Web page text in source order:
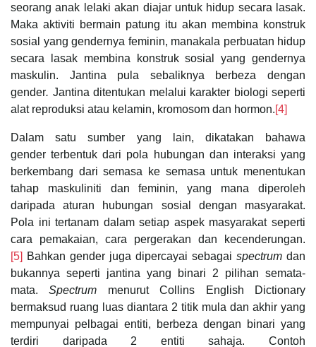
seorang anak lelaki akan diajar untuk hidup secara lasak.
Maka aktiviti bermain patung itu akan membina konstruk
sosial yang gendernya feminin, manakala perbuatan hidup
secara lasak membina konstruk sosial yang gendernya
maskulin. Jantina pula sebaliknya berbeza dengan
gender. Jantina ditentukan melalui karakter biologi seperti
alat reproduksi atau kelamin, kromosom dan hormon.[4]
Dalam satu sumber yang lain, dikatakan bahawa
gender terbentuk dari pola hubungan dan interaksi yang
berkembang dari semasa ke semasa untuk menentukan
tahap maskuliniti dan feminin, yang mana diperoleh
daripada aturan hubungan sosial dengan masyarakat.
Pola ini tertanam dalam setiap aspek masyarakat seperti
cara pemakaian, cara pergerakan dan kecenderungan.
[5] Bahkan gender juga dipercayai sebagai spectrum dan
bukannya seperti jantina yang binari 2 pilihan semata-
mata.Spectrum menurut Collins English Dictionary
bermaksud ruang luas diantara 2 titik mula dan akhir yang
mempunyai pelbagai entiti, berbeza dengan binari yang
terdiri daripada 2 entiti sahaja. Contoh